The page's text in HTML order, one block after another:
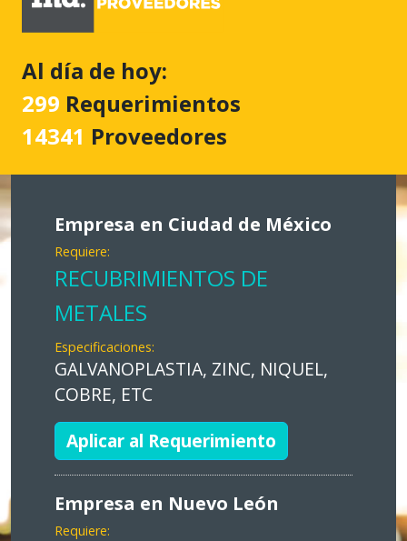
Al día de hoy:
299 Requerimientos
14341 Proveedores
Empresa en Ciudad de México
Requiere:
RECUBRIMIENTOS DE
METALES
Especificaciones:
GALVANOPLASTIA, ZINC, NIQUEL,
COBRE, ETC
Aplicar al Requerimiento
Empresa en Nuevo León
Requiere: